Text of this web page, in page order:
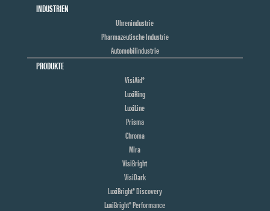
INDUSTRIEN
Uhrenindustrie
Pharmazeutische Industrie
Automobilindustrie
PRODUKTE
VisiAid®
LuxiRing
LuxiLine
Prisma
Chroma
Mira
VisiBright
VisiDark
LuxiBright® Discovery
LuxiBright® Performance